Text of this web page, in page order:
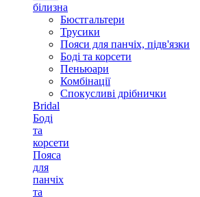
білизна
Бюстгальтери
Трусики
Пояси для панчіх, підв'язки
Боді та корсети
Пеньюари
Комбінації
Спокусливі дрібнички
Bridal
Боді
та
корсети
Пояса
для
панчіх
та